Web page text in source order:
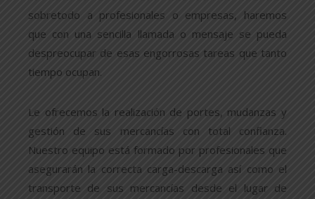
sobretodo a profesionales o empresas, haremos
que con una sencilla llamada o mensaje se pueda
despreocupar de esas engorrosas tareas que tanto
tiempo ocupan.
Le ofrecemos la realización de portes, mudanzas y
gestión de sus mercancías con total confianza.
Nuestro equipo está formado por profesionales que
asegurarán la correcta carga-descarga así como el
transporte de sus mercancías desde el lugar de